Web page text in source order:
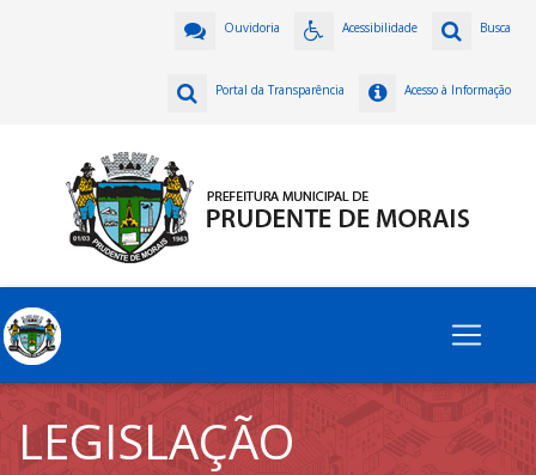
Busca
Acessibilidade
Ouvidoria
Acesso à Informação
Portal da Transparência
LEGISLAÇÃO